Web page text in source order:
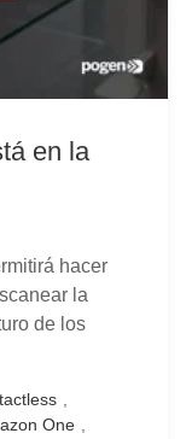
en la
hacer
la
de los
One